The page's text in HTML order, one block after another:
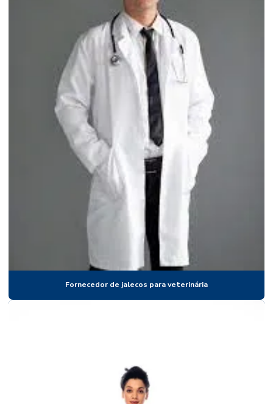
Distribuidor de jalecos para faculdades
Distribuidor de jalecos para farmácias
Distribuidor de jalecos para fisioterapia
Distribuidor de jalecos para hospitais
Distribuidor de jalecos para medicina
Distribuidor de jalecos para odontologia
Distribuidor de jalecos para veterinária
Distribuidor de uniformes médicos
Empresa fabricante de uniformes médicos
Empresa de jaleco
Empresa de jalecos para fisioterapia
Empresa de jalecos para hospitais
Fornecedor de jalecos para veterinária